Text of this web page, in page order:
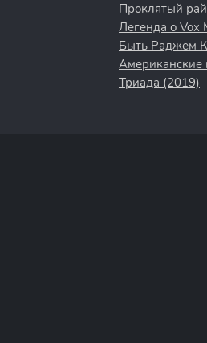
Проклятый
Легенда о Vox
Быть Раджем
Американские
Триада (2019)